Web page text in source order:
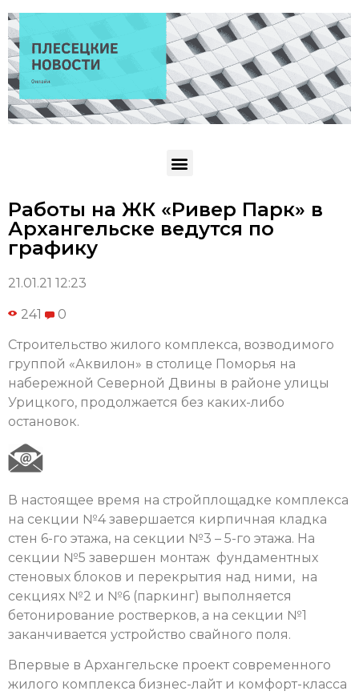
Работы на ЖК «Ривер Парк» в
Архангельске ведутся по
графику
21.01.21 12:23
241 0
Строительство жилого комплекса, возводимого
группой «Аквилон» в столице Поморья на
набережной Северной Двины в районе улицы
Урицкого, продолжается без каких-либо
остановок.
В настоящее время на стройплощадке комплекса
на секции №4 завершается кирпичная кладка
стен 6-го этажа, на секции №3 – 5-го этажа. На
секции №5 завершен монтаж фундаментных
стеновых блоков и перекрытия над ними, на
секциях №2 и №6 (паркинг) выполняется
бетонирование ростверков, а на секции №1
заканчивается устройство свайного поля.
Впервые в Архангельске проект современного
жилого комплекса бизнес-лайт и комфорт-класса